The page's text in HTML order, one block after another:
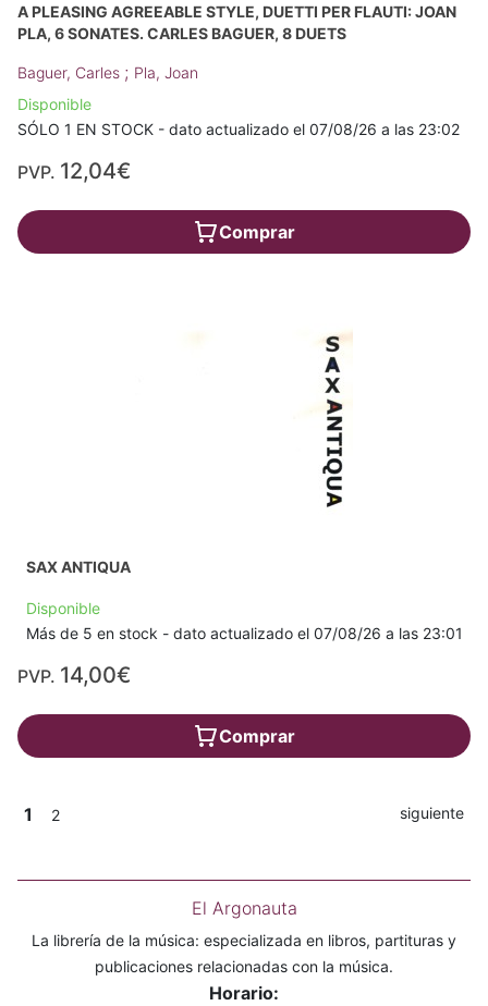
A PLEASING AGREEABLE STYLE, DUETTI PER FLAUTI: JOAN
PLA, 6 SONATES. CARLES BAGUER, 8 DUETS
Baguer, Carles ; Pla, Joan
Disponible
SÓLO 1 EN STOCK - dato actualizado el 07/08/26 a las 23:02
PVP. 12,04€
Comprar
SAX ANTIQUA
Disponible
Más de 5 en stock - dato actualizado el 07/08/26 a las 23:01
PVP. 14,00€
Comprar
1 2 siguiente
El Argonauta
La librería de la música: especializada en libros, partituras y
publicaciones relacionadas con la música.
Horario: